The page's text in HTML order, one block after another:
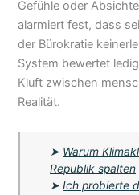
Gefühle oder
alarmiert fest, dass
der Bürokratie
System bewertet
Kluft zwischen
Realität.
➤ Warum
Republik spalten
➤Ich probierte